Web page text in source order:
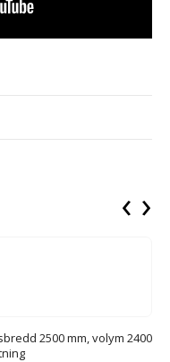
2500 mm, volym 2400
‹ ›